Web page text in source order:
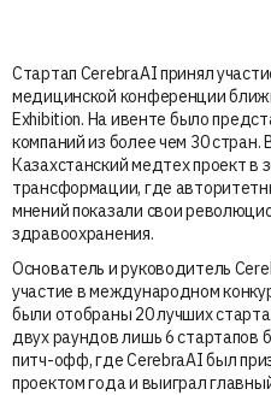
Стартап CerebraAI принял
медицинской конференции
Exhibition. На ивенте было
компаний из более чем 30
Казахстанский медтех проект в
трансформации, где
мнений показали свои
здравоохранения.
Основатель и руководитель
участие в международном
были отобраны 20 лучших
двух раундов лишь 6
питч-офф, где CerebraAI был
проектом года и выиграл